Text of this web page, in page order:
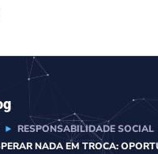
RESPONSABILIDADE SOCIAL
NADA EM TROCA: